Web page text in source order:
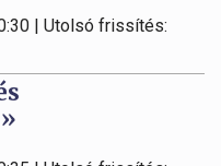
| Utolsó frissítés: